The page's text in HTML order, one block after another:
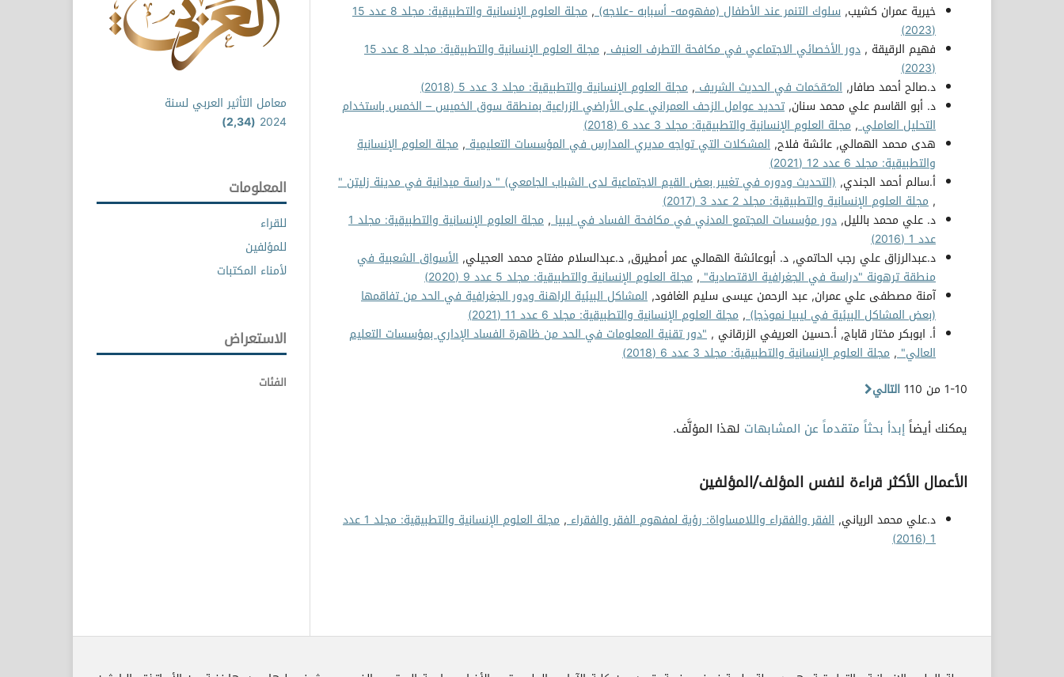
خيرية عمران كشيب, سلوك التنمر عند الأطفال (مفهومه- أسبابه -علاجه),
مجلة العلوم الإنسانية والتطبيقية: مجلد 8 عدد 15
(2023)
فهيم الرقيقة , دور الأخصائي الاجتماعي في مكافحة التطرف العنيف,
مجلة العلوم الإنسانية والتطبيقية: مجلد 8 عدد 15
(2023)
د.صالح أحمد صافار, المـُـقحَمات في الحديث الشريف, مجلة العلوم الإنسانية والتطبيقية: مجلد 3 عدد 5 (2018)
د. أبو القاسم علي محمد سنان, تحديد عوامل الزحف العمراني على الأراضي الزراعية بمنطقة سوق الخميس – الخمس باستخدام
التحليل العاملي, مجلة العلوم الإنسانية والتطبيقية: مجلد 3 عدد 6 (2018)
هدى محمد الهمالي, عائشة فلاح, المشكلات التي تواجه مديري المدارس في المؤسسات التعليمية, مجلة العلوم الإنسانية
والتطبيقية: مجلد 6 عدد 12 (2021)
أ.سالم أحمد الجندي, (التحديث ودوره في تغيير بعض القيم الاجتماعية لدى الشباب الجامعي) " دراسة ميدانية في مدينة زليتن "
, مجلة العلوم الإنسانية والتطبيقية: مجلد 2 عدد 3 (2017)
د. علي محمد بالليل, دور مؤسسات المجتمع المدني في مكافحة الفساد في ليبيا,
مجلة العلوم الإنسانية والتطبيقية: مجلد 1
عدد 1 (2016)
د.عبدالرزاق علي رجب الحاتمي, د. أبوعائشة الهمالي عمر أمطيرق, د.عبدالسلام مفتاح محمد العجيلي, الأسواق الشعبية في
منطقة ترهونة "دراسة في الجغرافية الاقتصادية", مجلة العلوم الإنسانية والتطبيقية: مجلد 5 عدد 9 (2020)
آمنة مصطفى علي عمران, عبد الرحمن عيسى سليم الغافود, المشاكل البيئية الراهنة ودور الجغرافية في الحد من تفاقمها
(بعض المشاكل البيئية في ليبيا نموذجا), مجلة العلوم الإنسانية والتطبيقية: مجلد 6 عدد 11 (2021)
أ. ابوبكر مختار قاباج, أ.حسين العريفي الزرقاني , "دور تقنية المعلومات في الحد من ظاهرة الفساد الإداري بمؤسسات التعليم
العالي", مجلة العلوم الإنسانية والتطبيقية: مجلد 3 عدد 6 (2018)
1-10 من 110
التالي
يمكنك أيضاًإبدأ بحثاً متقدماً عن المشابهات لهذا المؤلَّف.
الأعمال الأكثر قراءة لنفس المؤلف/المؤلفين
د.علي محمد الرياني, الفقر والفقراء واللامساواة: رؤية لمفهوم الفقر والفقراء,
مجلة العلوم الإنسانية والتطبيقية: مجلد 1 عدد
1 (2016)
معامل التأثير العربي لسنة
2024
(2,34)
المعلومات
للقراء
للمؤلفين
لأمناء المكتبات
الاستعراض
الفئات